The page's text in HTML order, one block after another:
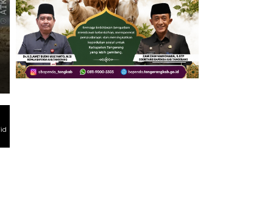
INFO7 UPDATE
Proyek Turap di Desa Pasir
Pelanggaran K3 hingga